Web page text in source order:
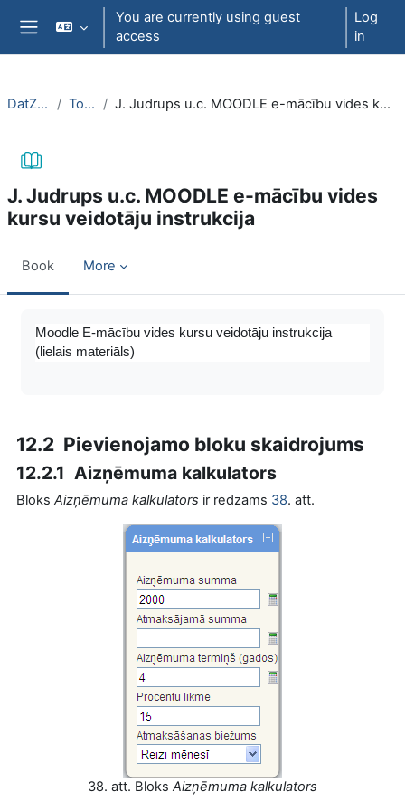
Skip to main content
You are currently using guest
access
Log
in
DatZT003 Topic 3 J. Judrups u.c. MOODLE e-mācību vides kursu veidotāju instrukcija
J. Judrups u.c. MOODLE e-mācību vides
kursu veidotāju instrukcija
Book More
Moodle E-mācību vides kursu veidotāju instrukcija
(lielais materiāls)
12.2 Pievienojamo bloku skaidrojums
12.2.1 Aizņēmuma kalkulators
Bloks Aizņēmuma kalkulators ir redzams 38. att.
38. att. Bloks Aizņēmuma kalkulators